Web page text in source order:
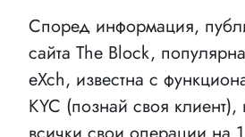
Според информация,
сайта The Block,
eXch, известна с
KYC (познай своя